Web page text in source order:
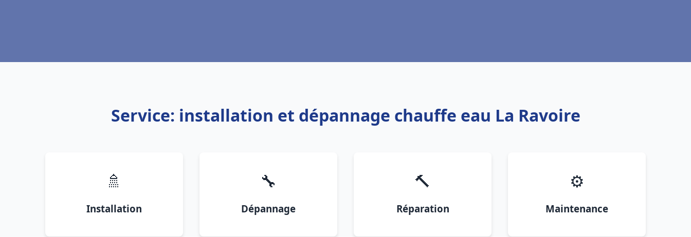
Service: installation et dépannage chauffe eau La Ravoire
🚿
Installation
🔧
Dépannage
🔨
Réparation
⚙️
Maintenance